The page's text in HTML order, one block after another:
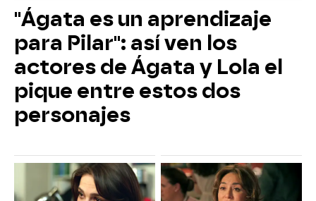
"Ágata es un aprendizaje
para Pilar": así ven los
actores de Ágata y Lola el
pique entre estos dos
personajes